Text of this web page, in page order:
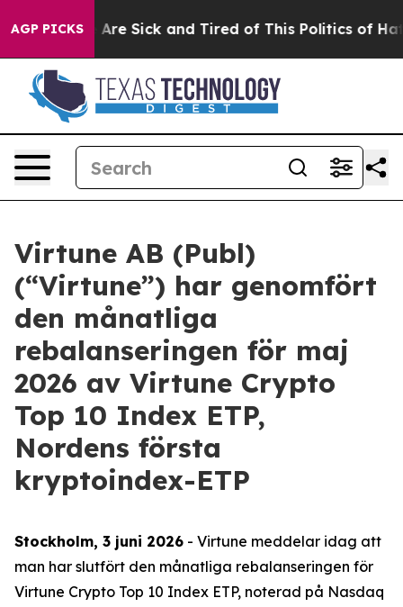
AGP PICKSAre Sick and Tired of This Politics of Hatred”
Virtune AB (Publ)
(“Virtune”) har genomfört
den månatliga
rebalanseringen för maj
2026 av Virtune Crypto
Top 10 Index ETP,
Nordens första
kryptoindex-ETP
Stockholm, 3 juni 2026 - Virtune meddelar idag att
man har slutfört den månatliga rebalanseringen för
Virtune Crypto Top 10 Index ETP, noterad på Nasdaq